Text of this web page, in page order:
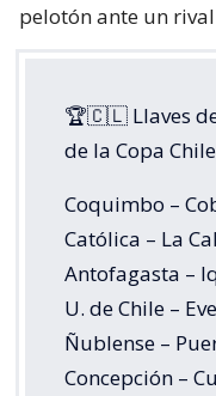
pelotón ante un
🏆🇨🇱 Llaves
de la Copa Chile
Coquimbo –
Católica – La
Antofagasta –
U. de Chile –
Ñublense –
Concepción –